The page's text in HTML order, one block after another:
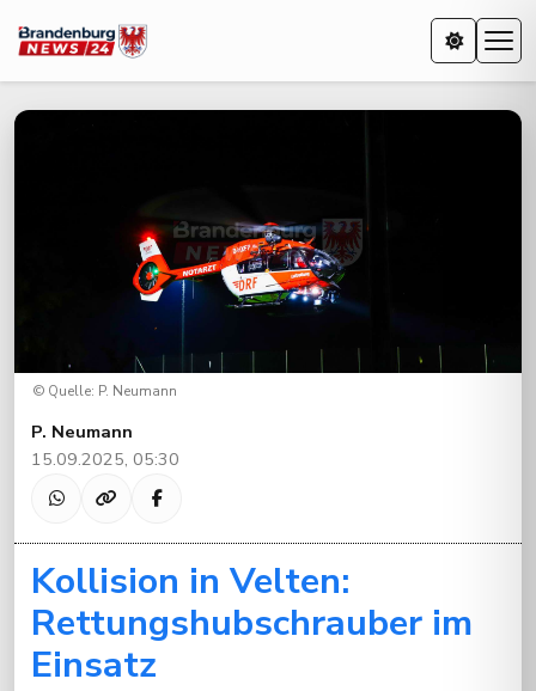
© Quelle: P. Neumann
P. Neumann
15.09.2025, 05:30
Kollision in Velten:
Rettungshubschrauber im
Einsatz